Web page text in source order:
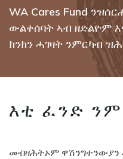
WA Cares Fund
ውልቀሰባት ኣብ ዘድልዮም
ክንክን ሓገዛት ንምርካብ
እቲ ፈንድ
መብዛሕትኦም ዋሽንግተንውያን